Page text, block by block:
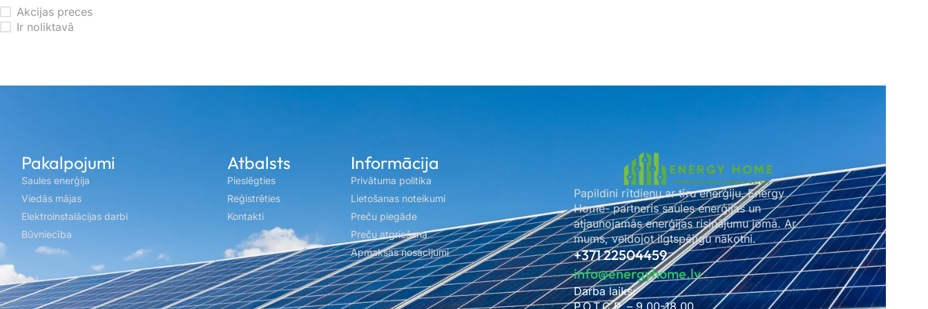
Akcijas preces
Ir noliktavā
Pakalpojumi
Saules enerģija
Viedās mājas
Elektroinstalācijas darbi
Būvniecība
Atbalsts
Pieslēgties
Reģistrēties
Kontakti
Informācija
Privātuma politika
Lietošanas noteikumi
Preču piegāde
Preču atgriešana
Apmaksas nosacījumi
Papildini rītdienu ar tīru enerģiju. Energy
Home- partneris saules enerģijas un
atjaunojamās enerģijas risinājumu jomā. Ar
mums, veidojot ilgtspējīgu nākotni.
+371 22504459
info@energyhome.lv
Darba laiks:
P.O.T.C.P. – 9.00-18.00